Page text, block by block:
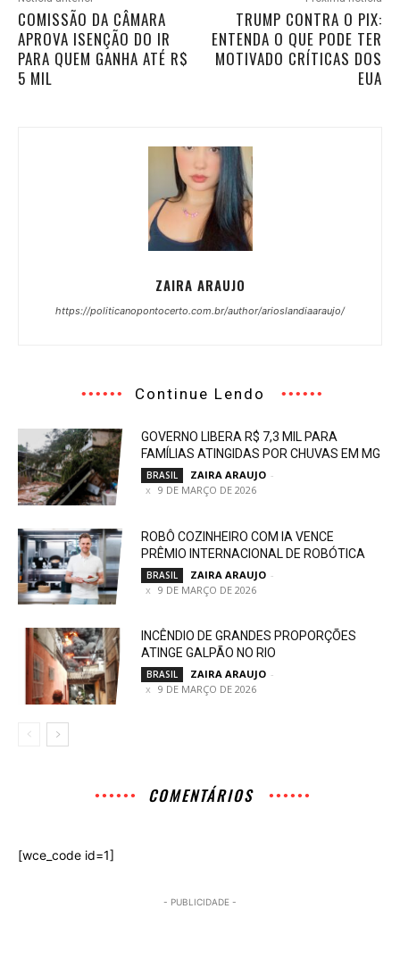
COMISSÃO DA CÂMARA
APROVA ISENÇÃO DO IR
PARA QUEM GANHA ATÉ R$
5 MIL
TRUMP CONTRA O PIX:
ENTENDA O QUE PODE TER
MOTIVADO CRÍTICAS DOS
EUA
ZAIRA ARAUJO
https://politicanopontocerto.com.br/author/arioslandiaaraujo/
Continue Lendo
GOVERNO LIBERA R$ 7,3 MIL PARA
FAMÍLIAS ATINGIDAS POR CHUVAS EM MG
BRASIL ZAIRA ARAUJO -
9 DE MARÇO DE 2026
ROBÔ COZINHEIRO COM IA VENCE
PRÊMIO INTERNACIONAL DE ROBÓTICA
BRASIL ZAIRA ARAUJO -
9 DE MARÇO DE 2026
INCÊNDIO DE GRANDES PROPORÇÕES
ATINGE GALPÃO NO RIO
BRASIL ZAIRA ARAUJO -
9 DE MARÇO DE 2026
COMENTÁRIOS
[wce_code id=1]
- PUBLICIDADE -